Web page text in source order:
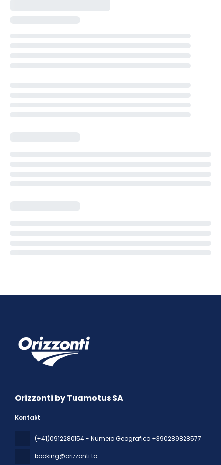
Orizzonti by Tuamotus SA
Kontakt
(+41)0912280154 - Numero Geografico +390289828577
booking@orizzonti.to